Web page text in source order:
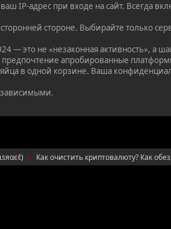
IP-адрес при входе на сайт. Всегда
стороне. Выбирайте только
— это не «незаконная активность», а
апробированные
в одной корзине. Ваша
ιѕяαєℓ) ►
Как очистить криптовалюту? Как